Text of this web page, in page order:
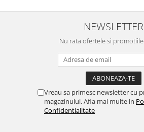
NEWSLETTER
Nu rata ofertele si
Vreau sa primesc newsletter cu
magazinului. Afla mai multe in
Confidentialitate